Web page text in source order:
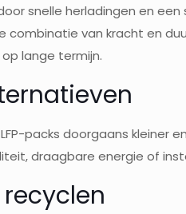
snelle herladingen en
van kracht en
lange termijn.
packs doorgaans kleiner
draagbare energie of